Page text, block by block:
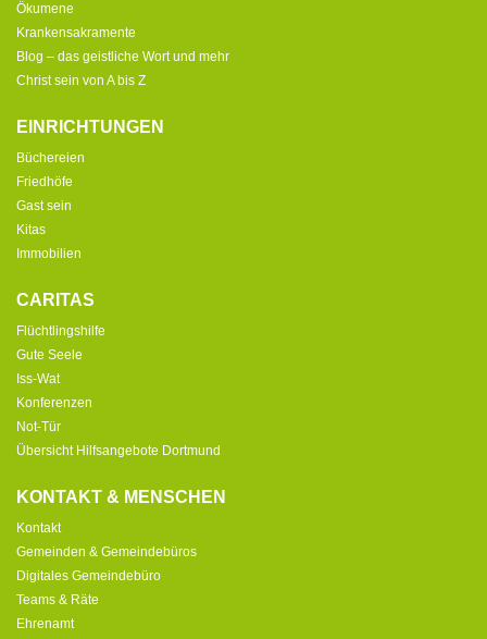
Ökumene
Krankensakramente
Blog – das geistliche Wort und mehr
Christ sein von A bis Z
EINRICHTUNGEN
Büchereien
Friedhöfe
Gast sein
Kitas
Immobilien
CARITAS
Flüchtlingshilfe
Gute Seele
Iss-Wat
Konferenzen
Not-Tür
Übersicht Hilfsangebote Dortmund
KONTAKT & MENSCHEN
Kontakt
Gemeinden & Gemeindebüros
Digitales Gemeindebüro
Teams & Räte
Ehrenamt